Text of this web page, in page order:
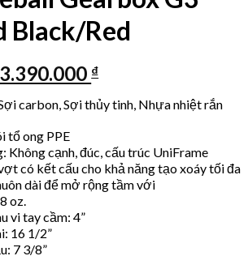
Black/Red
Giá
gốc
₫.
3.390.000₫Giá
tại
3.390.000 ₫.
carbon, Sợi thủy tinh, Nhựa nhiệt rắn
tổ ong PPE
Không cạnh, đúc, cấu trúc UniFrame
có kết cấu cho khả năng tạo xoáy tối đa
dài để mở rộng tầm với
oz.
vi tay cầm: 4”
16 1/2”
7 3/8”